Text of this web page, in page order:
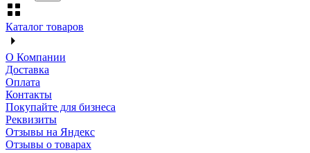
Каталог товаров
О Компании
Доставка
Оплата
Контакты
Покупайте для бизнеса
Реквизиты
Отзывы на Яндекс
Отзывы о товарах